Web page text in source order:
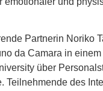
Partnerin Noriko
da Camara in
über
Teilnehmende des